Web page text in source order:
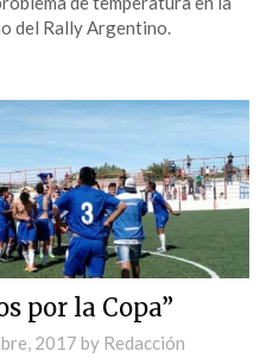
del Rally Argentino.
por la Copa”
2017 by Redacción